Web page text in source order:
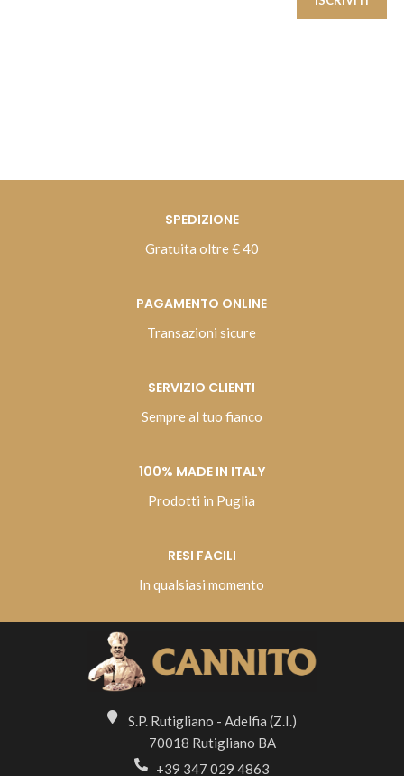
SPEDIZIONE
Gratuita oltre € 40
PAGAMENTO ONLINE
Transazioni sicure
SERVIZIO CLIENTI
Sempre al tuo fianco
100% MADE IN ITALY
Prodotti in Puglia
RESI FACILI
In qualsiasi momento
S.P. Rutigliano - Adelfia (Z.I.)
70018 Rutigliano BA
+39 347 029 4863